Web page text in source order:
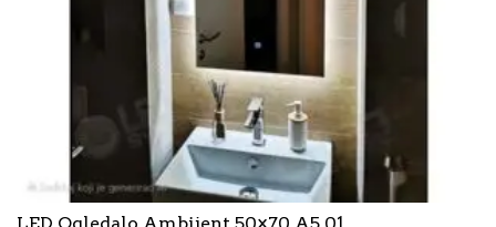
LED Ogledalo Ambijent 50×70 A5.01